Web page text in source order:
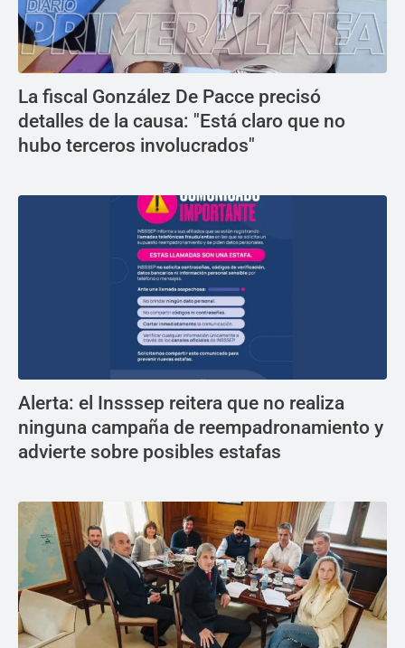
La fiscal González De Pacce precisó
detalles de la causa: "Está claro que no
hubo terceros involucrados"
Alerta: el Insssep reitera que no realiza
ninguna campaña de reempadronamiento y
advierte sobre posibles estafas